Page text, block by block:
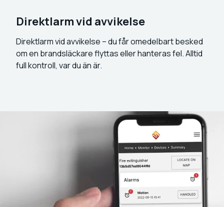
Direktlarm vid avvikelse
Direktlarm vid avvikelse – du får omedelbart besked
om en brandsläckare flyttas eller hanteras fel. Alltid
full kontroll, var du än är.